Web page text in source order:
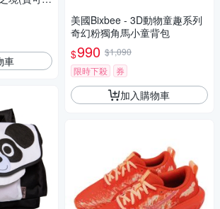
車
美國Bixbee - 3D動物童趣系列
奇幻粉獨角馬小童背包
$990 $1,090
限時下殺
券
加入購物車